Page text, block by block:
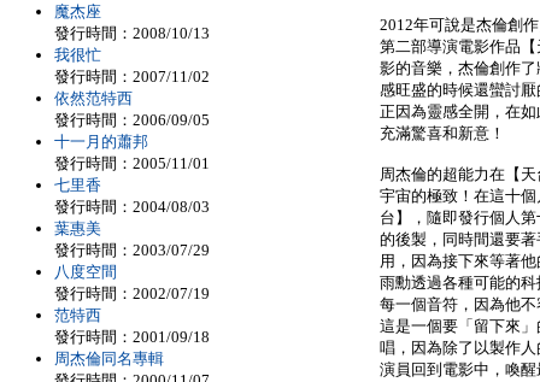
2012年可說是杰倫創
第二部導演電影作品
影的音樂，杰倫創作
感旺盛的時候還蠻討
正因為靈感全開，在
充滿驚喜和新意！
周杰倫的超能力在【
宇宙的極致！在這十
台】，隨即發行個人
的後製，同時間還要
用，因為接下來等著
雨勳透過各種可能的
每一個音符，因為他
這是一個要「留下來
唱，因為除了以製作
演員回到電影中，喚
魔杰座
發行時間：2008/10/13
我很忙
發行時間：2007/11/02
依然范特西
發行時間：2006/09/05
十一月的蕭邦
發行時間：2005/11/01
七里香
發行時間：2004/08/03
葉惠美
發行時間：2003/07/29
八度空間
發行時間：2002/07/19
范特西
發行時間：2001/09/18
周杰倫同名專輯